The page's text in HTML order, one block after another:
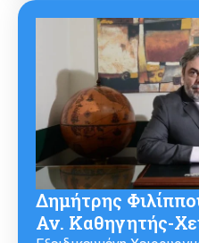
Δημήτρης
Αν. Καθηγητής-